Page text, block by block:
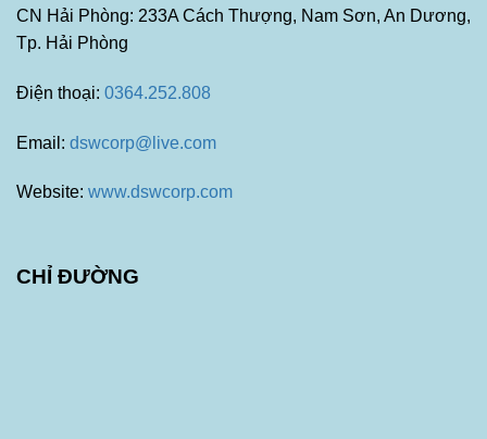
CN Hải Phòng: 233A Cách Thượng, Nam Sơn, An Dương,
Tp. Hải Phòng
Điện thoại: 0364.252.808
Email: dswcorp@live.com
Website: www.dswcorp.com
CHỈ ĐƯỜNG